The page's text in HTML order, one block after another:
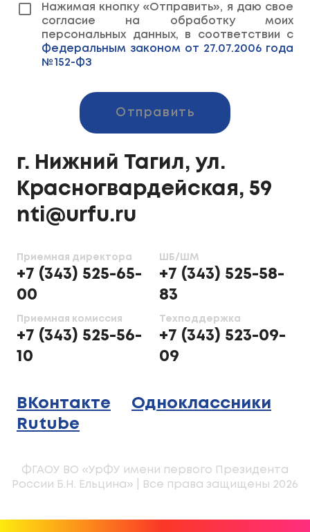
г. Нижний Тагил, ул.
Красногвардейская, 59
nti@urfu.ru
Приемная директора
+7 (343) 525-65-
00
Приемная комиссия
+7 (343) 525-56-
10
ШБ/ШМ
+7 (343) 525-58-
83
Техподдержка
+7 (343) 523-09-
09
ВКонтакте
Одноклассники
Rutube
Нажимая кнопку «Отправить», я даю свое
согласие на обработку моих
персональных данных, в соответствии с
Федеральным законом от 27.07.2006 года
№152-ФЗ
Отправить
ФГАОУ ВО «УрФУ имени первого Президента
России Б.Н. Ельцина» | Все права защищены 2026